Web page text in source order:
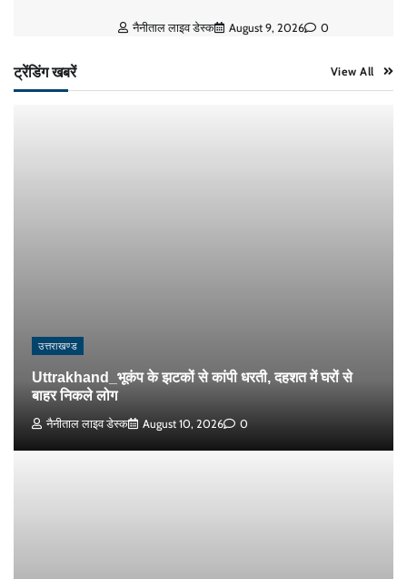
नैनीताल लाइव डेस्क August 9, 2026 0
ट्रेंडिंग खबरें View All
उत्तराखण्ड
Uttrakhand_भूकंप के झटकों से कांपी धरती, दहशत में घरों से
बाहर निकले लोग
नैनीताल लाइव डेस्क August 10, 2026 0